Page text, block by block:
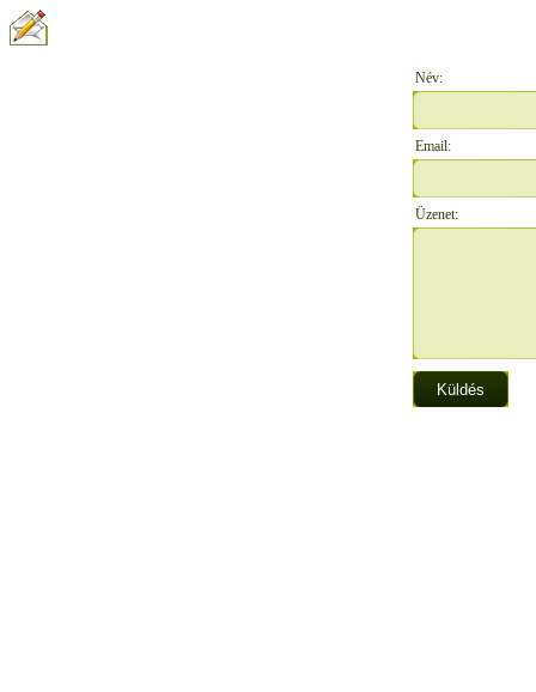
Név:
Email:
Üzenet: